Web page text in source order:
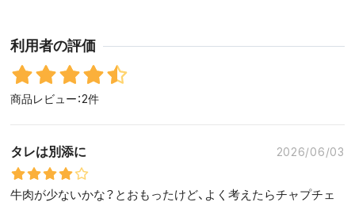
利用者の評価
商品レビュー：2件
タレは別添に 2026/06/03
牛肉が少ないかな？とおもったけど、よく考えたらチャプチェ